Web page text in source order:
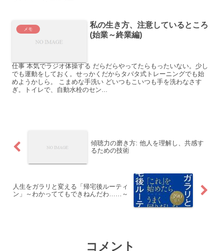
メモ
私の生き方、注意しているところ
(始業～終業編)
仕事 本気でラジオ体操する だらだらやってたらもったいない。少し
でも運動をしておく。せっかくだからタバタ式トレーニングでも始
めようかしら。 こまめな手洗い どいつもこいつも手を洗わなさす
ぎ。トイレで、自動水栓のセン...
傾聴力の磨き方: 他人を理解し、共感す
るための技術
人生をガラリと変える「帰宅後ルーティ
ン」～わかっててもできねんだわ……～
コメント